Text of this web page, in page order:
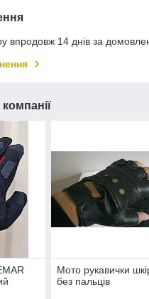
впродовж 14 днів за
Мото рукавички
без пальців